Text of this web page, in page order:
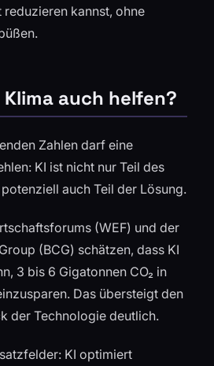
kannst, ohne
Klima auch helfen?
Zahlen darf eine
KI ist nicht nur Teil des
auch Teil der Lösung.
(WEF) und der
(BCG) schätzen, dass KI
3 bis 6 Gigatonnen CO₂ in
Das übersteigt den
der Technologie deutlich.
KI optimiert